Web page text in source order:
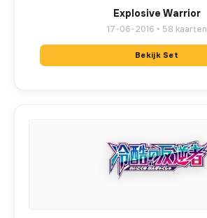
Explosive Warrior
17-06-2016 • 58 kaarten
Bekijk Set